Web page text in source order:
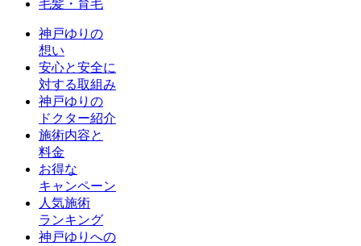
毛髪・育毛
神戸ゆりの
想い
安心と安全に
対する取組み
神戸ゆりの
ドクター紹介
施術内容と
料金
お得な
キャンペーン
人気施術
ランキング
神戸ゆりへの